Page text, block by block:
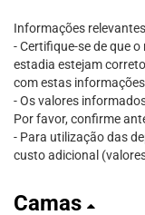
Informações
- Certifique-se de que
estadia estejam
com estas
- Os valores
Por favor, confirme
- Para utilização das
custo adicional
Camas